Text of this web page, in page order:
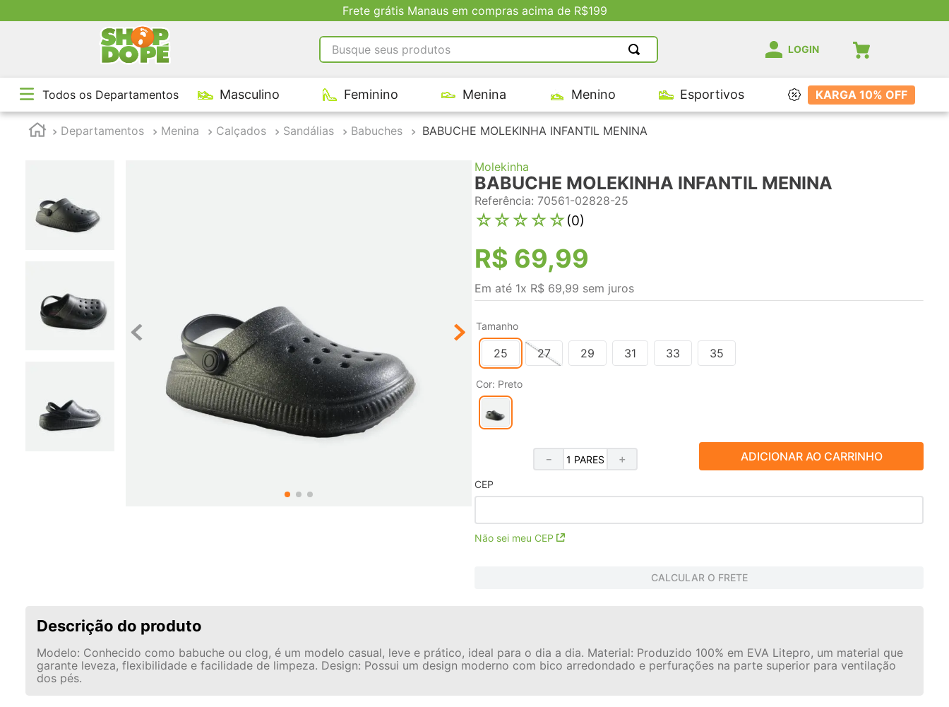
Frete grátis Manaus em compras acima de R$199
Busque seus produtos LOGIN
Todos os Departamentos Masculino Feminino Menina Menino Esportivos KARGA 10% OFF
Departamentos Menina Calçados Sandálias Babuches BABUCHE MOLEKINHA INFANTIL MENINA
Molekinha
BABUCHE MOLEKINHA INFANTIL MENINA
Referência: 70561-02828-25
☆☆☆☆☆(0)
R$ 69,99
Em até 1x R$ 69,99 sem juros
Tamanho
25 27 29 31 33 35
Cor: Preto
＋
－ ADICIONAR AO CARRINHO
CEP
Não sei meu CEP
CALCULAR O FRETE
Descrição do produto
Modelo: Conhecido como babuche ou clog, é um modelo casual, leve e prático, ideal para o dia a dia. Material: Produzido 100% em EVA Litepro, um material que
garante leveza, flexibilidade e facilidade de limpeza. Design: Possui um design moderno com bico arredondado e perfurações na parte superior para ventilação
dos pés.
TERMOS MAIS BUSCADOS
tênis masculino
2º
tenis feminino